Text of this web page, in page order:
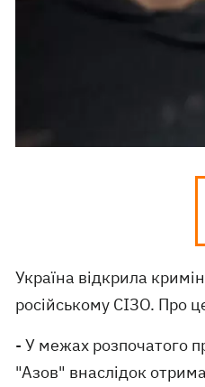
Україна відкрила
російському СІЗО. Про
- У межах розпочатого
"Азов" внаслідок